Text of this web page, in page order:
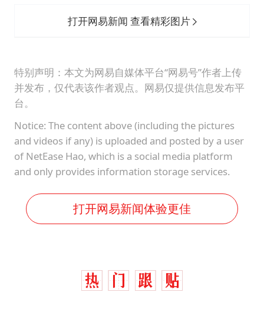
打开网易新闻 查看精彩图片
特别声明：本文为网易自媒体平台“网易号”作者上传
并发布，仅代表该作者观点。网易仅提供信息发布平
台。
Notice: The content above (including the pictures
and videos if any) is uploaded and posted by a user
of NetEase Hao, which is a social media platform
and only provides information storage services.
打开网易新闻体验更佳